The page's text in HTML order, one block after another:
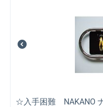
☆入手困難 NAKANO